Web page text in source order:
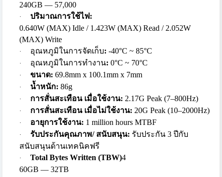
240GB — 57,000
· ปริมาณการใช้ไฟ:
0.640W (MAX) Idle / 1.423W (MAX) Read / 2.052W
(MAX) Write
· อุณหภูมิในการจัดเก็บ: -40°C ~ 85°C
· อุณหภูมิในการทำงาน: 0°C ~ 70°C
· ขนาด: 69.8mm x 100.1mm x 7mm
· น้ำหนัก: 86g
· การสั่นสะเทือน เมื่อใช้งาน: 2.17G Peak (7–800Hz)
· การสั่นสะเทือน เมื่อไม่ใช้งาน: 20G Peak (10–2000Hz)
· อายุการใช้งาน: 1 million hours MTBF
· รับประกันคุณภาพ/ สนับสนุน: รับประกัน 3 ปีกับ
สนับสนุนด้านเทคนิคฟรี
· Total Bytes Written (TBW)4
60GB — 32TB